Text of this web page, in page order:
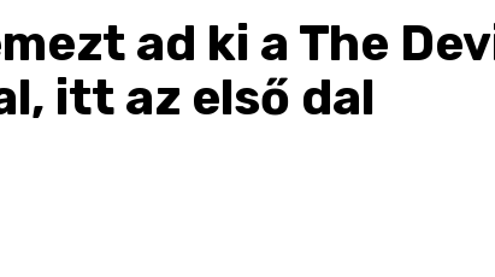
ad ki a The
itt az első dal